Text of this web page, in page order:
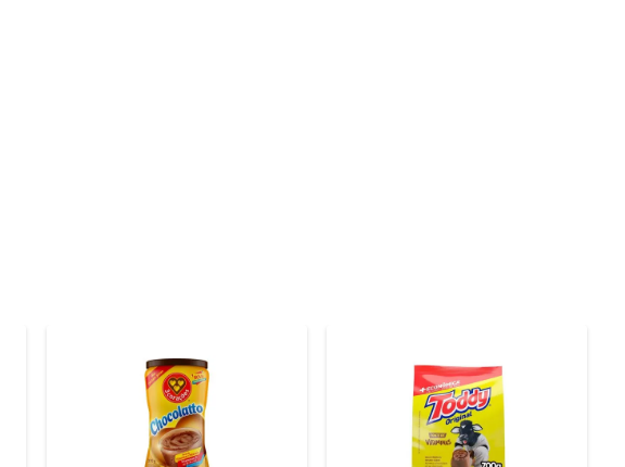
exceção. Cada embalagem é rigorosamente selecionada para garantir